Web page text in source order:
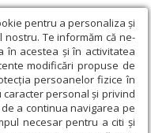
pentru a personaliza și
Te informăm că ne-
în acestea și în activitatea
modificări propuse de
persoanelor fizice în
personal și privind
a continua navigarea pe
necesar pentru a citi și